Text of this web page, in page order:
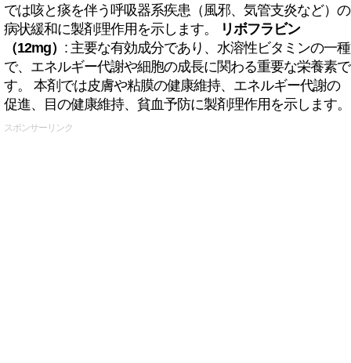
では咳と痰を伴う呼吸器系疾患（風邪、気管支炎など）の
病状緩和に製剤理作用を示します。
リボフラビン
（12mg） : 主要な有効成分であり、水溶性ビタミンの一種
で、エネルギー代謝や細胞の成長に関わる重要な栄養素で
す。 本剤では皮膚や粘膜の健康維持、エネルギー代謝の
促進、目の健康維持、貧血予防に製剤理作用を示します。
スポンサーリンク